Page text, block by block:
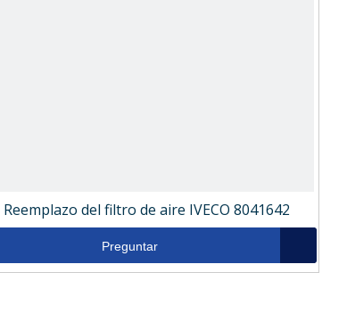
Reemplazo del filtro de aire IVECO 8041642
Preguntar